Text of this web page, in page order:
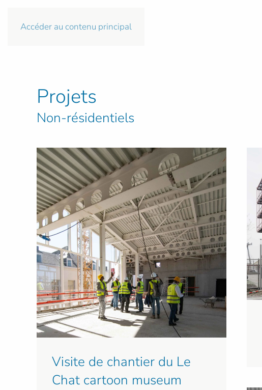
Accéder au contenu principal
Projets
Non-résidentiels
Visite de chantier du Le
Chat cartoon museum